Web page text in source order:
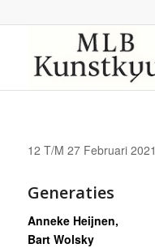
12 T/M 27 Februari 2021
Generaties
Anneke Heijnen,
Bart Wolsky